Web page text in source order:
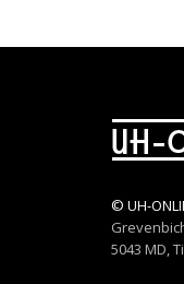
© UH-
5043 MD,